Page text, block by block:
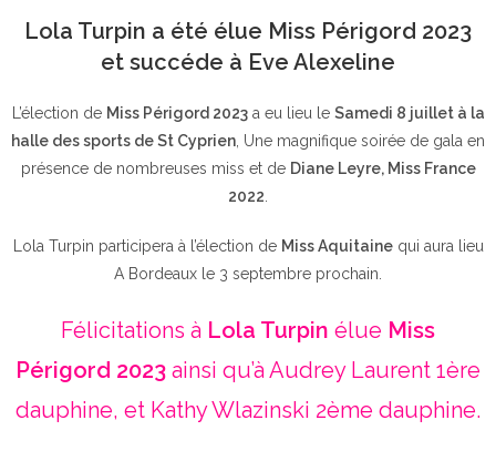
Lola Turpin a été élue Miss Périgord 2023
et succéde à Eve Alexeline
L’élection de Miss Périgord 2023a eu lieu le Samedi 8 juillet à la
halle des sports de St Cyprien , Une magnifique soirée de gala en
présence de nombreuses miss et de Diane Leyre, Miss France
2022
Lola Turpin participera à l’élection de Miss Aquitainequi aura lieu
A Bordeaux le 3 septembre prochain.
Félicitations à Lola Turpin élue Miss
Périgord 2023 ainsi qu’à Audrey Laurent 1ère
dauphine, et Kathy Wlazinski 2ème dauphine.